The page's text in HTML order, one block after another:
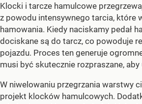
Klocki i tarcze hamulcowe
z powodu intensywnego tarcia, które
hamowania. Kiedy naciskamy pedał
dociskane są do tarcz, co powoduje
pojazdu. Proces ten generuje
musi być skutecznie rozpraszane,
W niwelowaniu przegrzania warstwy
projekt klocków hamulcowych.